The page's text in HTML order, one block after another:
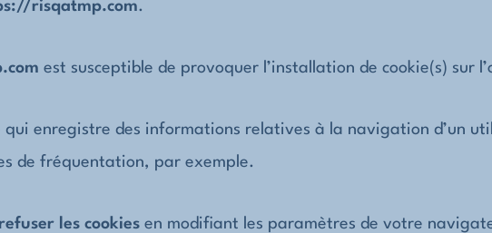
risqatmp.com.
est susceptible de provoquer l’installation de cookie(s) sur
enregistre des informations relatives à la navigation d’un
de fréquentation, par exemple.
les cookies en modifiant les paramètres de votre